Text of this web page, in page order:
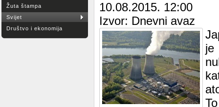
Žuta štampa
Svijet
Društvo i ekonomija
10.08.2015. 12:00
Izvor: Dnevni avaz
je